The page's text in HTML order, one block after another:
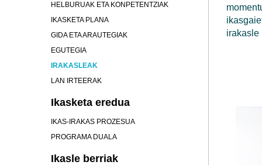
irakasle
HELBURUAK ETA KONPETENTZIAK
IKASKETA PLANA
GIDA ETA ARAUTEGIAK
EGUTEGIA
IRAKASLEAK
LAN IRTEERAK
Ikasketa eredua
IKAS-IRAKAS PROZESUA
PROGRAMA DUALA
Ikasle berriak